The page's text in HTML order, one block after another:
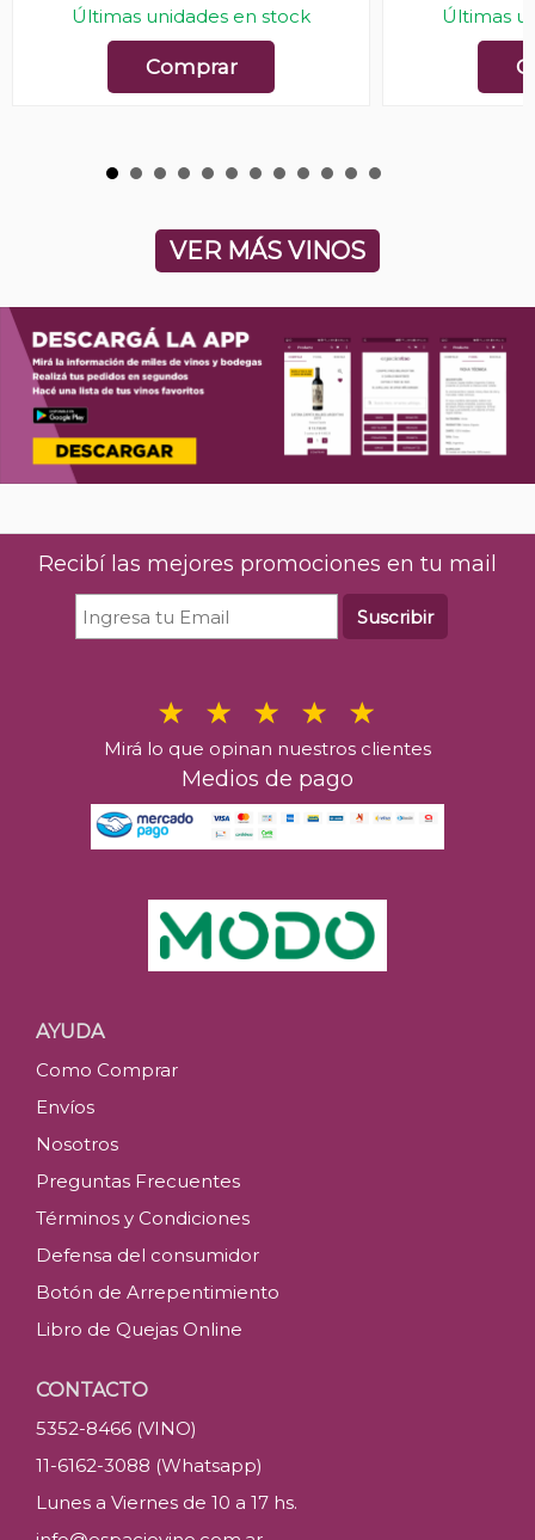
Últimas unidades en stock
Comprar
Últimas
VER MÁS VINOS
Recibí las mejores promociones en tu mail
Suscribir
Mirá lo que opinan nuestros clientes
Medios de pago
AYUDA
Como Comprar
Envíos
Nosotros
Preguntas Frecuentes
Términos y Condiciones
Defensa del consumidor
Botón de Arrepentimiento
Libro de Quejas Online
CONTACTO
5352-8466 (VINO)
11-6162-3088 (Whatsapp)
Lunes a Viernes de 10 a 17 hs.